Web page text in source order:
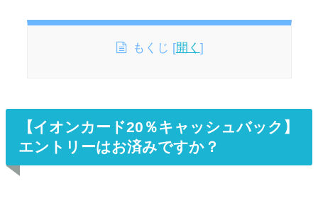
もくじ [開く ]
【イオンカード20％キャッシュバック】
エントリーはお済みですか？